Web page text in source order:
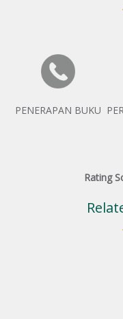
PENERAPAN BUKU
Rating